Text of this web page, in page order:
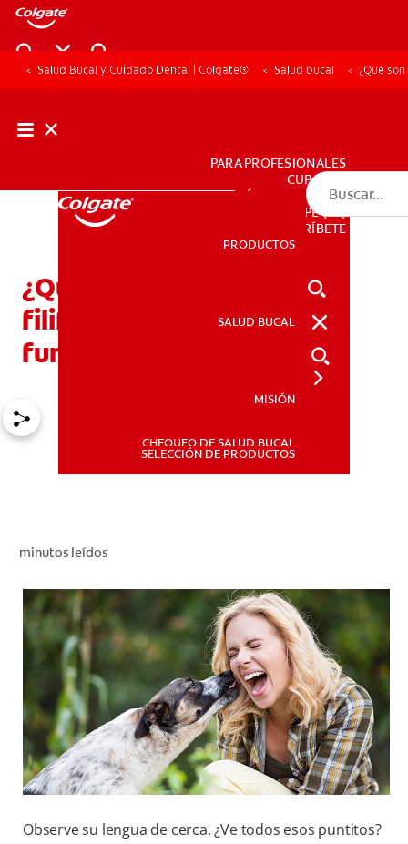
PRODUCTOS
PARA PROFESIONALES
CUPONES
DÓNDE COMPRAR
PE (ES)
SUSCRÍBETE
PARA PROFESIONALES
CUPONES
DÓNDE COMPRAR
PE (ES)
SUSCRÍBETE
PRODUCTOS
SALUD BUCAL
MISIÓN
CHEQUEO DE SALUD BUCAL
SELECCIÓN DE PRODUCTOS
Salud Bucal y Cuidado Dental | Colgate® Salud bucal ¿Qué
¿Qué son las papilas
filiformes y cuál es su
función?
minutos leídos
Observe su lengua de cerca. ¿Ve todos esos puntitos?